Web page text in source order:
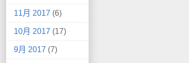
11月 2017 (6)
10月 2017 (17)
9月 2017 (7)